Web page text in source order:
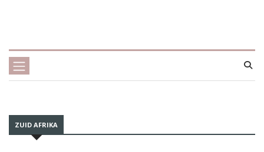
ZUID AFRIKA